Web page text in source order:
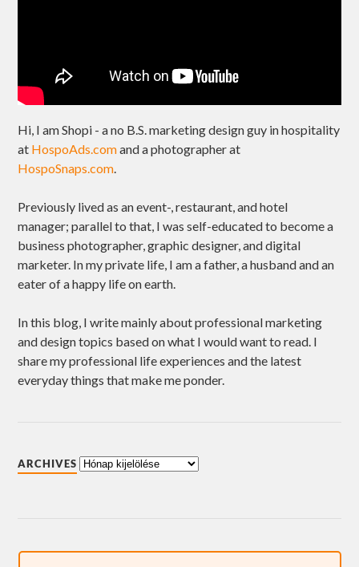
Hi, I am Shopi - a no B.S. marketing design guy in hospitality
at HospoAds.comand a photographer at
HospoSnaps.com.
Previously lived as an event-, restaurant, and hotel
manager; parallel to that, I was self-educated to become a
business photographer, graphic designer, and digital
marketer. In my private life, I am a father, a husband and an
eater of a happy life on earth.
In this blog, I write mainly about professional marketing
and design topics based on what I would want to read. I
share my professional life experiences and the latest
everyday things that make me ponder.
ARCHIVES